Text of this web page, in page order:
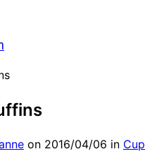
on 2016/04/06 in